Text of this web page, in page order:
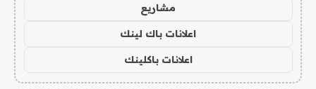
مشاريع
اعلانات باك لينك
اعلانات باكلينك